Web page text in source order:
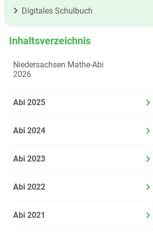
Digitales Schulbuch
Inhaltsverzeichnis
Niedersachsen Mathe-Abi
2026
Abi 2025
Abi 2024
Abi 2023
Abi 2022
Abi 2021